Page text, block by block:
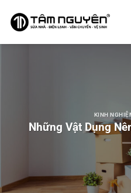
qua
dung
KINH
Những Vật Dụng